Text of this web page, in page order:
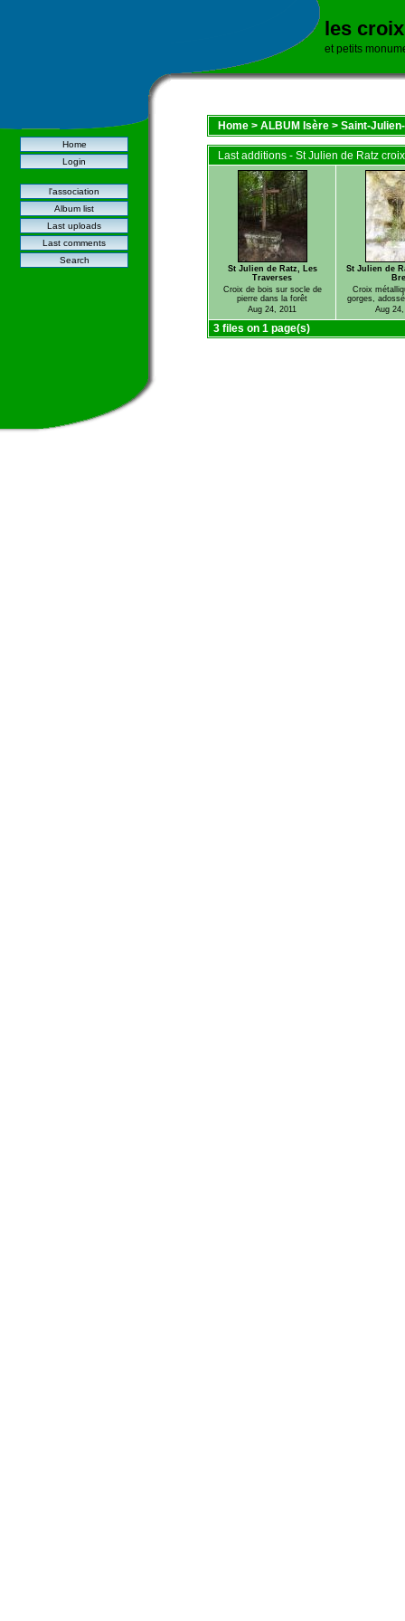
les
et petits
Home
Login
l'association
Album list
Last uploads
Last comments
Search
Home > ALBUM Isère > Saint-
Last additions - St Julien de Ratz croix
St Julien de Ratz, Les
Traverses
Croix de bois sur socle de
pierre dans la forêt
Aug 24, 2011
St Julien de
Croix
gorges,
Aug 24,
3 files on 1 page(s)